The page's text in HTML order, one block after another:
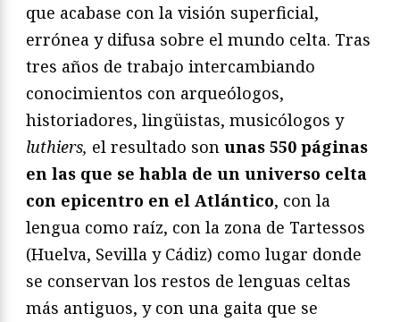
que acabase con la visión superficial,
errónea y difusa sobre el mundo celta. Tras
tres años de trabajo intercambiando
conocimientos con arqueólogos,
historiadores, lingüistas, musicólogos y
luthiers, el resultado son unas 550 páginas
en las que se habla de un universo celta
con epicentro en el Atlántico, con la
lengua como raíz, con la zona de Tartessos
(Huelva, Sevilla y Cádiz) como lugar donde
se conservan los restos de lenguas celtas
más antiguos, y con una gaita que se